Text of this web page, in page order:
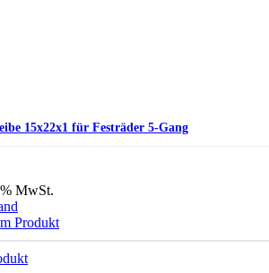
15x22x1 für Festräder 5-Gang
MwSt.
Produkt